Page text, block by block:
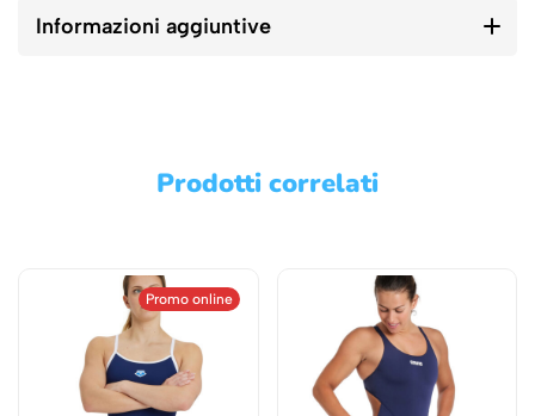
Informazioni aggiuntive
Prodotti correlati
Promo online